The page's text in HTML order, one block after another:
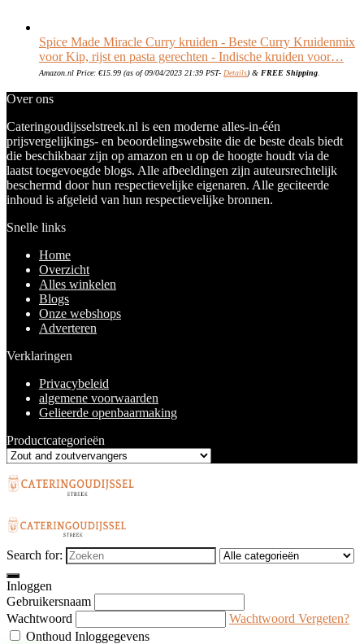
Spice Made Miracle Curry kruiden - Beste Curry Kruidenmix
voor Kip, rijst en pasta gerechten - Indische kruiden voor…
Amazon.nl Price: €15.99 (as of 09/04/2023 21:39 PST- Details) & FREE Shipping
Over ons
Cateringoudijsselstreek.nl is een moderne alles-in-één
prijsvergelijkings- en beoordelingswebsite die de beste deals biedt
die beschikbaar zijn op amazon en u op de hoogte houdt via de
laatst toegevoegde blogs. Alle afbeeldingen zijn auteursrechtelijk
beschermd door hun respectievelijke eigenaren. Alle geciteerde
inhoud is afgeleid van hun respectievelijke bronnen.
Snelle links
Home
Overzicht
Alles winkelen
Blogs
Onze webshops
Adverteren
Verklaringen
Privacybeleid
algemene voorwaarden
Gelieerde openbaarmaking
Productcategorieën
Search for:
Inloggen
Gebruikersnaam
Wachtwoord
Wachtwoord Vergeten?
Onthoud Inloggegevens